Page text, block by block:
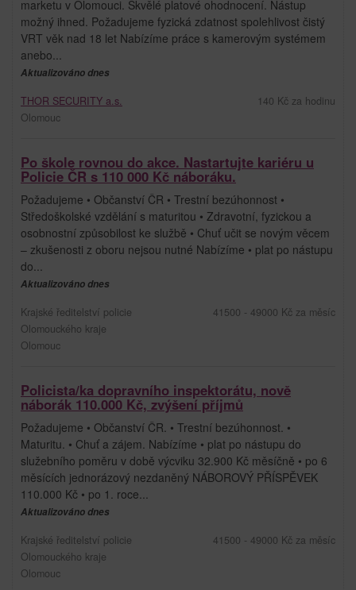
marketu v Olomouci. Skvělé platové ohodnocení. Nástup
možný ihned. Požadujeme fyzická zdatnost spolehlivost čistý
VRT věk nad 18 let Nabízíme práce s kamerovým systémem
anebo...
Aktualizováno dnes
THOR SECURITY a.s.
Olomouc
140 Kč za hodinu
Po škole rovnou do akce. Nastartujte kariéru u
Policie ČR s 110 000 Kč náboráku.
Požadujeme • Občanství ČR • Trestní bezúhonnost •
Středoškolské vzdělání s maturitou • Zdravotní, fyzickou a
osobnostní způsobilost ke službě • Chuť učit se novým věcem
– zkušenosti z oboru nejsou nutné Nabízíme • plat po nástupu
do...
Aktualizováno dnes
Krajské ředitelství policie
Olomouckého kraje
Olomouc
41500 - 49000 Kč za měsíc
Policista/ka dopravního inspektorátu, nově
náborák 110.000 Kč, zvýšení příjmů
Požadujeme • Občanství ČR. • Trestní bezúhonnost. •
Maturitu. • Chuť a zájem. Nabízíme • plat po nástupu do
služebního poměru v době výcviku 32.900 Kč měsíčně • po 6
měsících jednorázový nezdaněný NÁBOROVÝ PŘÍSPĚVEK
110.000 Kč • po 1. roce...
Aktualizováno dnes
Krajské ředitelství policie
Olomouckého kraje
Olomouc
41500 - 49000 Kč za měsíc